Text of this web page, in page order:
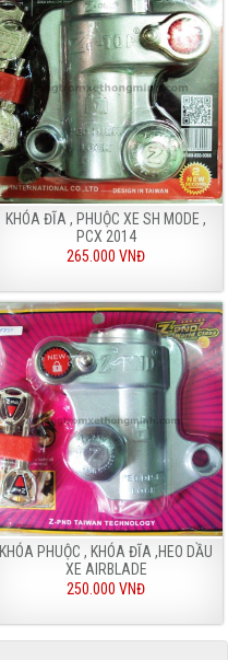
KHÓA ĐĨA , PHUỘC XE SH MODE ,
PCX 2014
265.000 VNĐ
KHÓA PHUỘC , KHÓA ĐĨA ,HEO DẦU
XE AIRBLADE
250.000 VNĐ